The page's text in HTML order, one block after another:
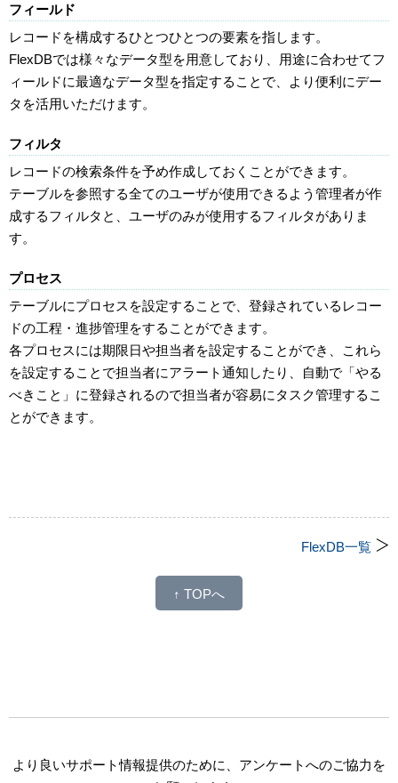
フィールド
レコードを構成するひとつひとつの要素を指します。
FlexDBでは様々なデータ型を用意しており、用途に合わせてフ
ィールドに最適なデータ型を指定することで、より便利にデー
タを活用いただけます。
フィルタ
レコードの検索条件を予め作成しておくことができます。
テーブルを参照する全てのユーザが使用できるよう管理者が作
成するフィルタと、ユーザのみが使用するフィルタがありま
す。
プロセス
テーブルにプロセスを設定することで、登録されているレコー
ドの工程・進捗管理をすることができます。
各プロセスには期限日や担当者を設定することができ、これら
を設定することで担当者にアラート通知したり、自動で「やる
べきこと」に登録されるので担当者が容易にタスク管理するこ
とができます。
FlexDB一覧
↑ TOPへ
より良いサポート情報提供のために、アンケートへのご協力を